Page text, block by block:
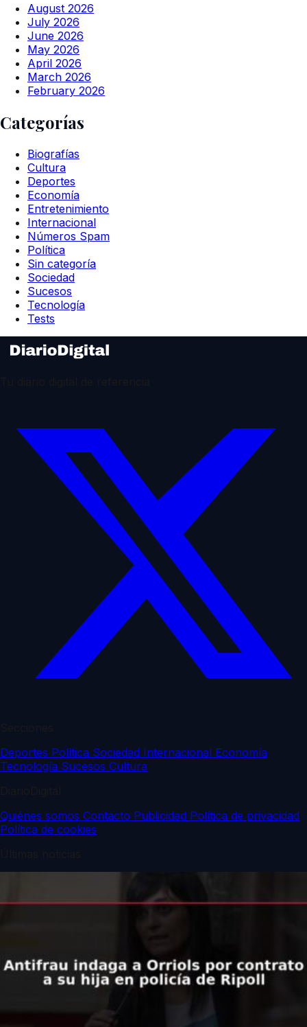
August 2026
July 2026
June 2026
May 2026
April 2026
March 2026
February 2026
Categorías
Biografías
Cultura
Deportes
Economía
Entretenimiento
Internacional
Números Spam
Política
Sin categoría
Sociedad
Sucesos
Tecnología
Tests
Deportes Política Sociedad Internacional Economía
Tecnología Sucesos Cultura
Quiénes somos Contacto Publicidad Política de privacidad
Política de cookies